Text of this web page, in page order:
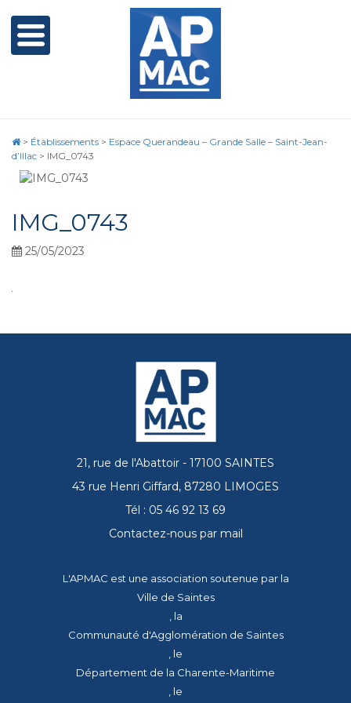
> Établissements > Espace Querandeau – Grande Salle – Saint-Jean-
d’Illac > IMG_0743
IMG_0743
25/05/2023
21, rue de l'Abattoir - 17100 SAINTES
43 rue Henri Giffard, 87280 LIMOGES
Tél : 05 46 92 13 69
Contactez-nous par mail
L'APMAC est une association soutenue par la
Ville de Saintes
, la
Communauté d'Agglomération de Saintes
, le
Département de la Charente-Maritime
, le